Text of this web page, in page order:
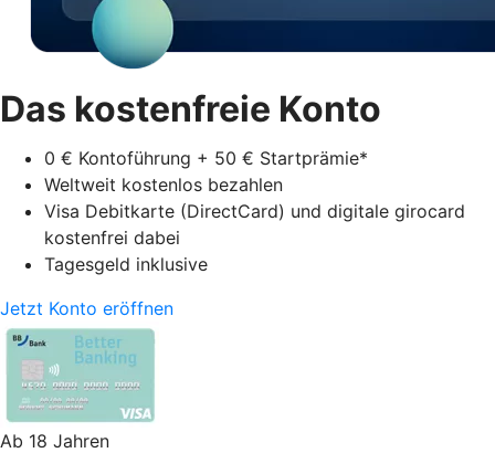
Das kostenfreie Konto
0 € Kontoführung + 50 € Startprämie*
Weltweit kostenlos bezahlen
Visa Debitkarte (DirectCard) und digitale girocard
kostenfrei dabei
Tagesgeld inklusive
Jetzt Konto eröffnen
Ab 18 Jahren